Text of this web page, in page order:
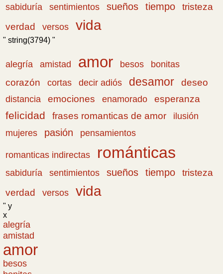
sabiduría sentimientos sueños tiempo
tristeza
verdad
versos vida
" string(3794) "
alegría amistad amor besos
bonitas
corazón
cortas decir adiós desamor deseo
distancia emociones enamorado esperanza
felicidad frases romanticas de amor
ilusión
mujeres
pasión pensamientos
romanticas indirectas románticas
sabiduría sentimientos sueños tiempo
tristeza
verdad
versos vida
" y
x
alegría
amistad
amor
besos